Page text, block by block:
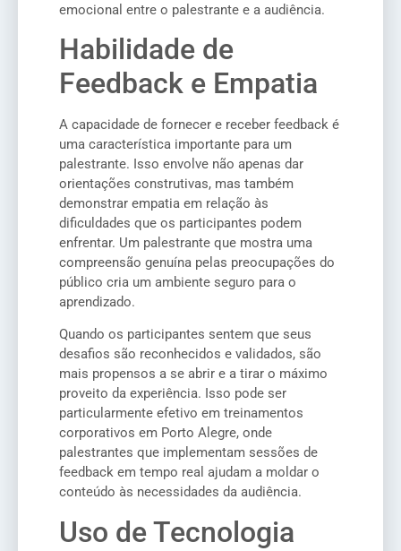
emocional entre o palestrante e a audiência.
Habilidade de
Feedback e Empatia
A capacidade de fornecer e receber feedback é
uma característica importante para um
palestrante. Isso envolve não apenas dar
orientações construtivas, mas também
demonstrar empatia em relação às
dificuldades que os participantes podem
enfrentar. Um palestrante que mostra uma
compreensão genuína pelas preocupações do
público cria um ambiente seguro para o
aprendizado.
Quando os participantes sentem que seus
desafios são reconhecidos e validados, são
mais propensos a se abrir e a tirar o máximo
proveito da experiência. Isso pode ser
particularmente efetivo em treinamentos
corporativos em Porto Alegre, onde
palestrantes que implementam sessões de
feedback em tempo real ajudam a moldar o
conteúdo às necessidades da audiência.
Uso de Tecnologia